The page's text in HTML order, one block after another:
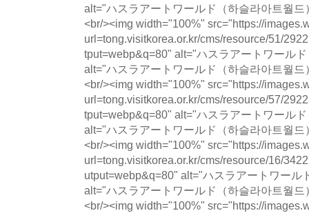
alt="ハスラアートワールド（하슬라아트월
<br/><img width="100%" src="https://
url=tong.visitkorea.or.kr/cms/resource/51/
tput=webp&q=80" alt="ハスラアートワール
alt="ハスラアートワールド（하슬라아트월
<br/><img width="100%" src="https://
url=tong.visitkorea.or.kr/cms/resource/57/
tput=webp&q=80" alt="ハスラアートワール
alt="ハスラアートワールド（하슬라아트월
<br/><img width="100%" src="https://
url=tong.visitkorea.or.kr/cms/resource/16/
utput=webp&q=80" alt="ハスラアートワール
alt="ハスラアートワールド（하슬라아트월
<br/><img width="100%" src="https://